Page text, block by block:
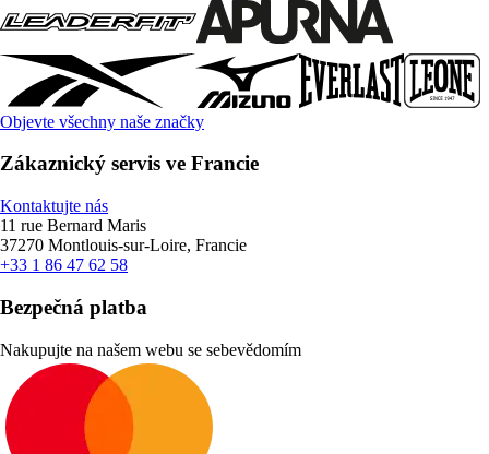
Objevte všechny naše značky
Zákaznický servis ve Francie
Kontaktujte nás
11 rue Bernard Maris
37270 Montlouis-sur-Loire, Francie
+33 1 86 47 62 58
Bezpečná platba
Nakupujte na našem webu se sebevědomím